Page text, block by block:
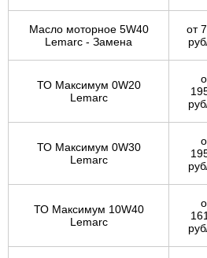
Масло моторное 5W40
Lemarc - Замена
от
ТО Максимум 0W20
Lemarc
ТО Максимум 0W30
Lemarc
ТО Максимум 10W40
Lemarc